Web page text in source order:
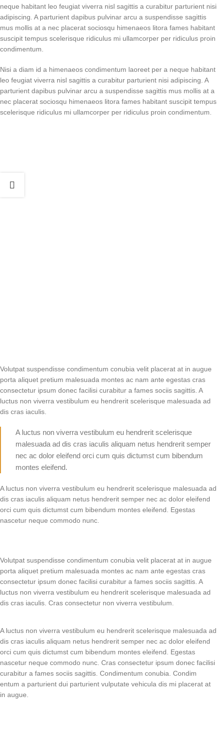
neque habitant leo feugiat viverra nisl sagittis a curabitur parturient nisi
adipiscing. A parturient dapibus pulvinar arcu a suspendisse sagittis
mus mollis at a nec placerat sociosqu himenaeos litora fames habitant
suscipit tempus scelerisque ridiculus mi ullamcorper per ridiculus proin
condimentum.
Nisi a diam id a himenaeos condimentum laoreet per a neque habitant
leo feugiat viverra nisl sagittis a curabitur parturient nisi adipiscing. A
parturient dapibus pulvinar arcu a suspendisse sagittis mus mollis at a
nec placerat sociosqu himenaeos litora fames habitant suscipit tempus
scelerisque ridiculus mi ullamcorper per ridiculus proin condimentum.
Volutpat suspendisse condimentum conubia velit placerat at in augue
porta aliquet pretium malesuada montes ac nam ante egestas cras
consectetur ipsum donec facilisi curabitur a fames sociis sagittis. A
luctus non viverra vestibulum eu hendrerit scelerisque malesuada ad
dis cras iaculis.
A luctus non viverra vestibulum eu hendrerit scelerisque
malesuada ad dis cras iaculis aliquam netus hendrerit semper
nec ac dolor eleifend orci cum quis dictumst cum bibendum
montes eleifend.
A luctus non viverra vestibulum eu hendrerit scelerisque malesuada ad
dis cras iaculis aliquam netus hendrerit semper nec ac dolor eleifend
orci cum quis dictumst cum bibendum montes eleifend. Egestas
nascetur neque commodo nunc.
Volutpat suspendisse condimentum conubia velit placerat at in augue
porta aliquet pretium malesuada montes ac nam ante egestas cras
consectetur ipsum donec facilisi curabitur a fames sociis sagittis. A
luctus non viverra vestibulum eu hendrerit scelerisque malesuada ad
dis cras iaculis. Cras consectetur non viverra vestibulum.
A luctus non viverra vestibulum eu hendrerit scelerisque malesuada ad
dis cras iaculis aliquam netus hendrerit semper nec ac dolor eleifend
orci cum quis dictumst cum bibendum montes eleifend. Egestas
nascetur neque commodo nunc. Cras consectetur ipsum donec facilisi
curabitur a fames sociis sagittis. Condimentum conubia. Condim
entum a parturient dui parturient vulputate vehicula dis mi placerat at
in augue.